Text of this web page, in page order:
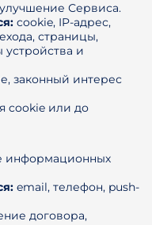
Сервиса.
cookie, IP-адрес,
страницы,
устройства и
законный интерес
cookie или до
информационных
email, телефон, push-
договора,